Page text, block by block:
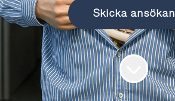
Skicka ansökan